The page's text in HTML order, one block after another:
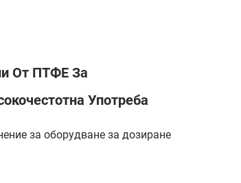
От ПТФЕ За
Употреба
за оборудване за дозиране